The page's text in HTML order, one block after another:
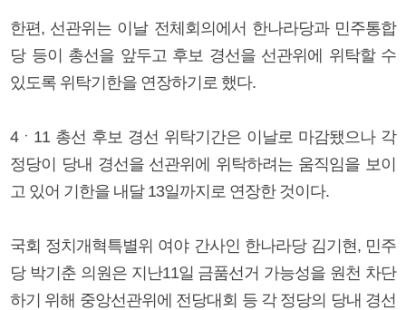
한편, 선관위는 이날 전체회의에서 한나라당과 민주통합
당 등이 총선을 앞두고 후보 경선을 선관위에 위탁할 수
있도록 위탁기한을 연장하기로 했다.
4ㆍ11 총선 후보 경선 위탁기간은 이날로 마감됐으나 각
정당이 당내 경선을 선관위에 위탁하려는 움직임을 보이
고 있어 기한을 내달 13일까지로 연장한 것이다.
국회 정치개혁특별위 여야 간사인 한나라당 김기현, 민주
당 박기춘 의원은 지난11일 금품선거 가능성을 원천 차단
하기 위해 중앙선관위에 전당대회 등 각 정당의 당내 경선